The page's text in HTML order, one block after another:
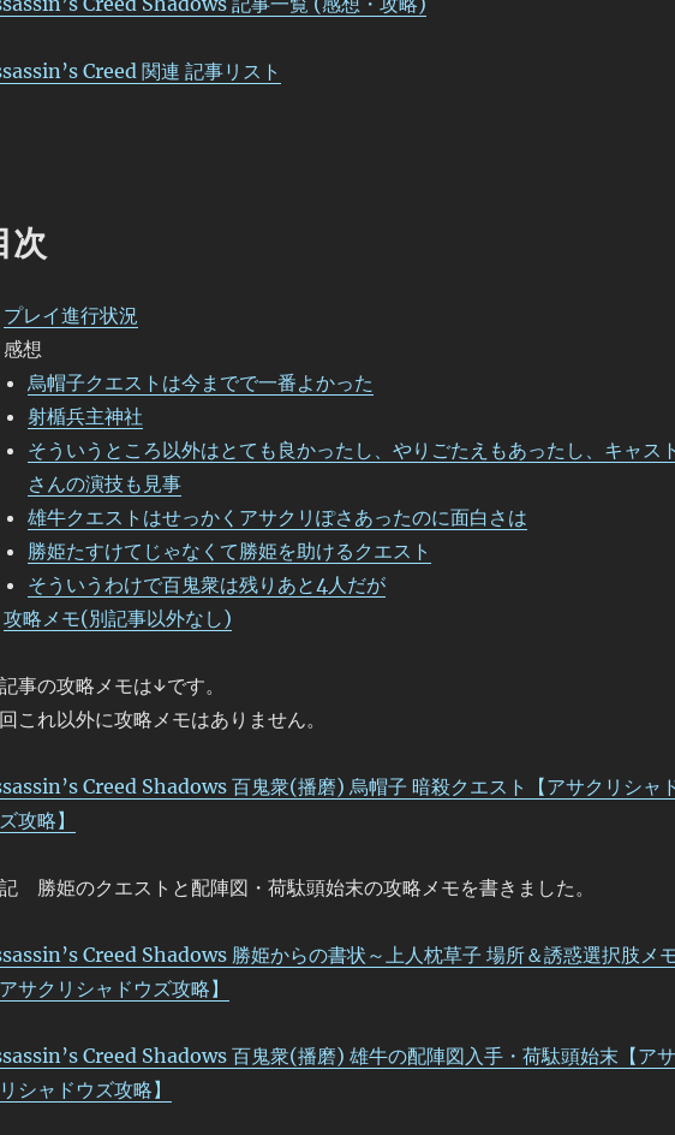
Creed 関連 記事リスト
次
プレイ進行状況
感想
烏帽子クエストは今までで一番よかった
射楯兵主神社
そういうところ以外はとても良かったし、やりごたえもあったし、キャス
さんの演技も見事
雄牛クエストはせっかくアサクリぽさあったのに面白さは
勝姫たすけてじゃなくて勝姫を助けるクエスト
そういうわけで百鬼衆は残りあと4人だが
攻略メモ(別記事以外なし)
事の攻略メモは↓です。
これ以外に攻略メモはありません。
Creed Shadows 百鬼衆(播磨) 烏帽子 暗殺クエスト【アサクリシャ
攻略】
勝姫のクエストと配陣図・荷駄頭始末の攻略メモを書きました。
Creed Shadows 勝姫からの書状～上人枕草子 場所＆誘惑選択肢メ
アサクリシャドウズ攻略】
Creed Shadows 百鬼衆(播磨) 雄牛の配陣図入手・荷駄頭始末【アサ
シャドウズ攻略】